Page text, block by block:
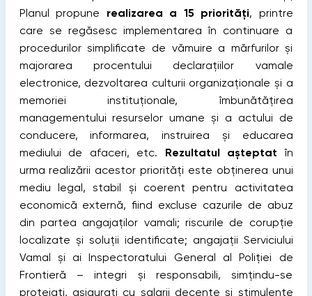
Planul propune realizarea a 15 priorităţi, printre
care se regăsesc implementarea în continuare a
procedurilor simplificate de vămuire a mărfurilor şi
majorarea procentului declaraţiilor vamale
electronice, dezvoltarea culturii organizaţionale şi a
memoriei instituţionale, îmbunătăţirea
managementului resurselor umane şi a actului de
conducere, informarea, instruirea şi educarea
mediului de afaceri, etc. Rezultatul aşteptat în
urma realizării acestor priorităţi este obţinerea unui
mediu legal, stabil și coerent pentru activitatea
economică externă, fiind excluse cazurile de abuz
din partea angajaților vamali; riscurile de corupție
localizate și soluții identificate; angajații Serviciului
Vamal și ai Inspectoratului General al Poliției de
Frontieră – integri şi responsabili, simțindu-se
protejați, asigurați cu salarii decente și stimulente